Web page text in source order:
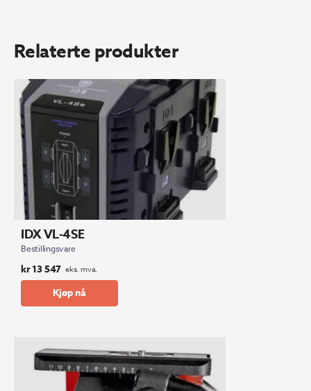
Relaterte produkter
IDX VL-4SE
Bestillingsvare
kr13 547 eks. mva.
Kjøp nå